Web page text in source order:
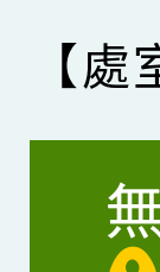
【處